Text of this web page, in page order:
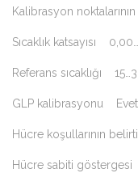
Kalibrasyon
Sıcaklık katsayısı
Referans sıcaklığı
GLP kalibrasyonu
Hücre koşullarının
Hücre sabiti